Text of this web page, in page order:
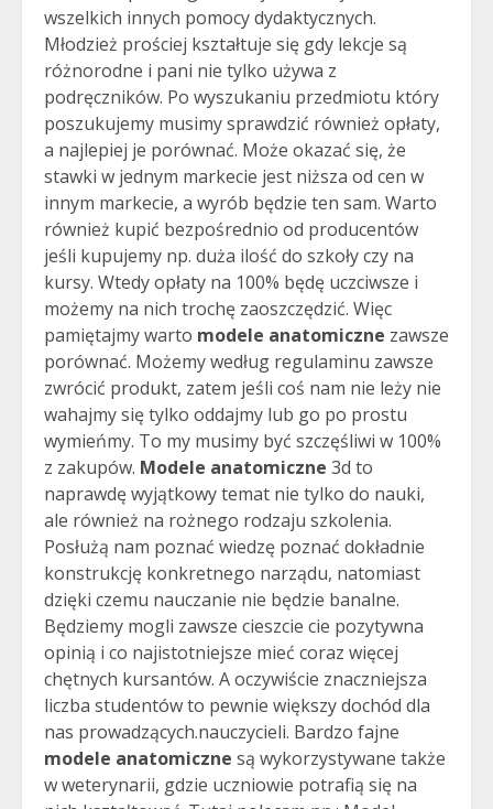
wszelkich innych pomocy dydaktycznych.
Młodzież prościej kształtuje się gdy lekcje są
różnorodne i pani nie tylko używa z
podręczników. Po wyszukaniu przedmiotu który
poszukujemy musimy sprawdzić również opłaty,
a najlepiej je porównać. Może okazać się, że
stawki w jednym markecie jest niższa od cen w
innym markecie, a wyrób będzie ten sam. Warto
również kupić bezpośrednio od producentów
jeśli kupujemy np. duża ilość do szkoły czy na
kursy. Wtedy opłaty na 100% będę uczciwsze i
możemy na nich trochę zaoszczędzić. Więc
pamiętajmy warto modele anatomiczne zawsze
porównać. Możemy według regulaminu zawsze
zwrócić produkt, zatem jeśli coś nam nie leży nie
wahajmy się tylko oddajmy lub go po prostu
wymieńmy. To my musimy być szczęśliwi w 100%
z zakupów. Modele anatomiczne 3d to
naprawdę wyjątkowy temat nie tylko do nauki,
ale również na rożnego rodzaju szkolenia.
Posłużą nam poznać wiedzę poznać dokładnie
konstrukcję konkretnego narządu, natomiast
dzięki czemu nauczanie nie będzie banalne.
Będziemy mogli zawsze cieszcie cie pozytywna
opinią i co najistotniejsze mieć coraz więcej
chętnych kursantów. A oczywiście znaczniejsza
liczba studentów to pewnie większy dochód dla
nas prowadzących.nauczycieli. Bardzo fajne
modele anatomiczne są wykorzystywane także
w weterynarii, gdzie uczniowie potrafią się na